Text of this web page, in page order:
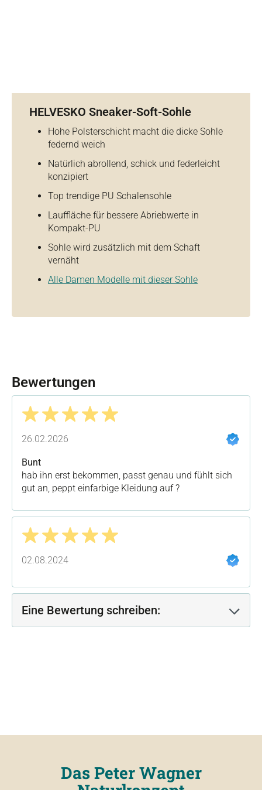
HELVESKO Sneaker-Soft-Sohle
Hohe Polsterschicht macht die dicke Sohle
federnd weich
Natürlich abrollend, schick und federleicht
konzipiert
Top trendige PU Schalensohle
Lauffläche für bessere Abriebwerte in
Kompakt-PU
Sohle wird zusätzlich mit dem Schaft
vernäht
Alle Damen Modelle mit dieser Sohle
Bewertungen
Bewertung mit 5 von 5 Sternen
26.02.2026
Bunt
hab ihn erst bekommen, passt genau und fühlt sich
gut an, peppt einfarbige Kleidung auf ?
Bewertung mit 5 von 5 Sternen
02.08.2024
Eine Bewertung schreiben:
Das Peter Wagner